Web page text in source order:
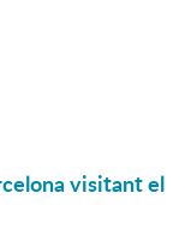
visitant el